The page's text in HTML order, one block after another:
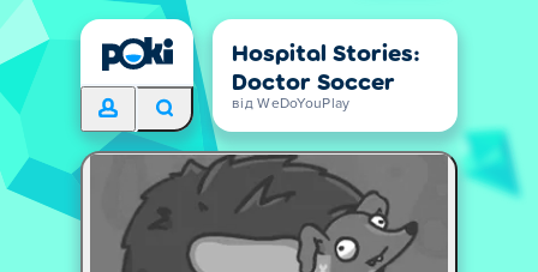
Hospital Stories:
Doctor Soccer
від WeDoYouPlay